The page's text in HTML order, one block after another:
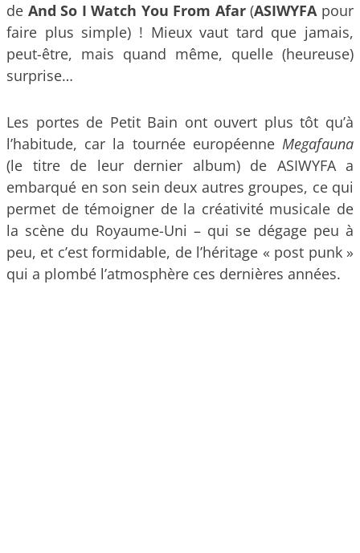
de And So I Watch You From Afar(ASIWYFApour
faire plus simple) ! Mieux vaut tard que jamais,
peut-être, mais quand même, quelle (heureuse)
surprise…
Les portes de Petit Bain ont ouvert plus tôt qu’à
l’habitude, car la tournée européenne Megafauna
(le titre de leur dernier album) de ASIWYFA a
embarqué en son sein deux autres groupes, ce qui
permet de témoigner de la créativité musicale de
la scène du Royaume-Uni – qui se dégage peu à
peu, et c’est formidable, de l’héritage « post punk »
qui a plombé l’atmosphère ces dernières années.